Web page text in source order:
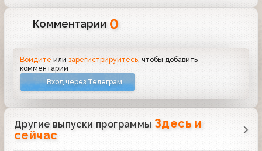
Комментарии 0
Войдите илизарегистрируйтесь, чтобы добавить
комментарий
Вход через Телеграм
Другие выпуски программы Здесь и
сейчас